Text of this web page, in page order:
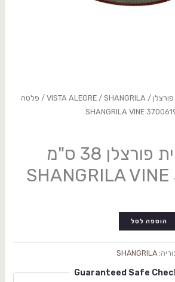
פורצלן /
VISTA ALEGRE /SHANGRILA
/ פלטה
פלטה אובלית פורצלן 38 ס"מ
SHANGRILA
הוספה לסל
SHANGRILA
Guaranteed Safe